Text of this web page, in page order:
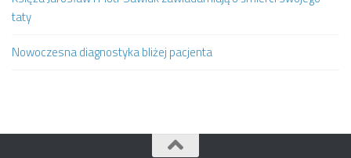
taty
Nowoczesna diagnostyka bliżej pacjenta